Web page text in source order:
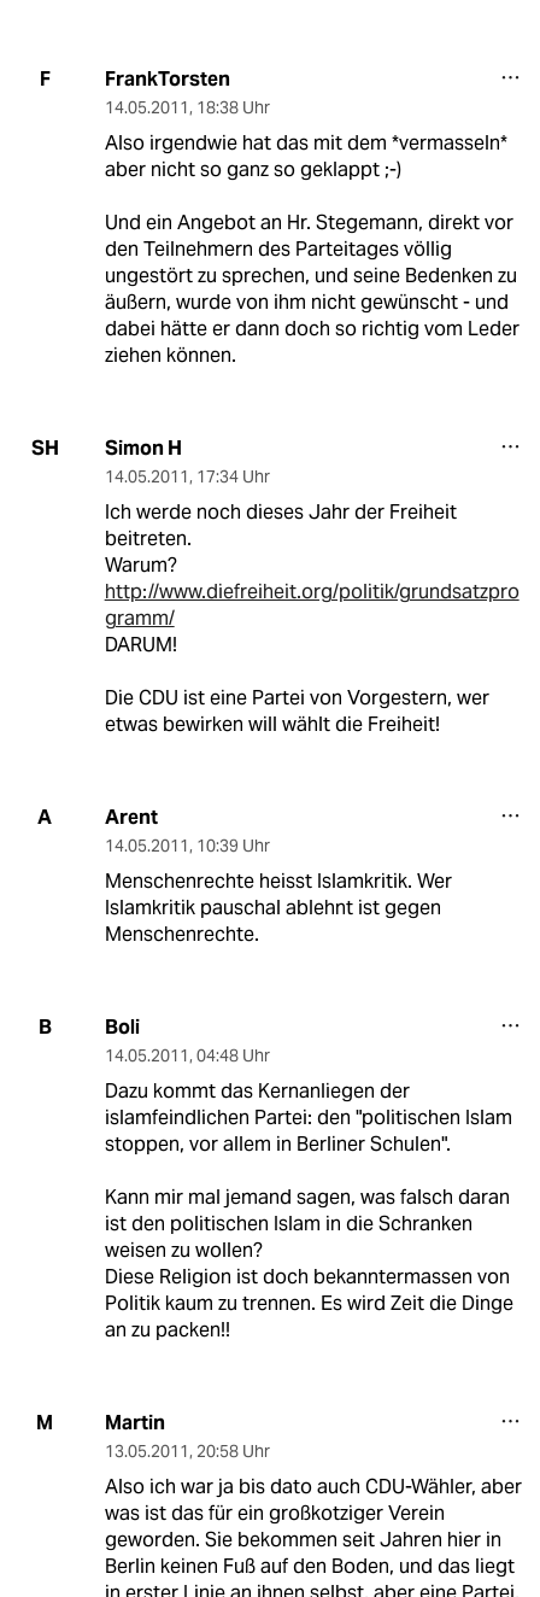
F FrankTorsten
14.05.2011, 18:38 Uhr
Also irgendwie hat das mit dem *vermasseln*
aber nicht so ganz so geklappt ;-)
Und ein Angebot an Hr. Stegemann, direkt vor
den Teilnehmern des Parteitages völlig
ungestört zu sprechen, und seine Bedenken zu
äußern, wurde von ihm nicht gewünscht - und
dabei hätte er dann doch so richtig vom Leder
ziehen können.
SH Simon H
14.05.2011, 17:34 Uhr
Ich werde noch dieses Jahr der Freiheit
beitreten.
Warum?
http://www.diefreiheit.org/politik/grundsatzpro
gramm/
DARUM!
Die CDU ist eine Partei von Vorgestern, wer
etwas bewirken will wählt die Freiheit!
A Arent
14.05.2011, 10:39 Uhr
Menschenrechte heisst Islamkritik. Wer
Islamkritik pauschal ablehnt ist gegen
Menschenrechte.
B Boli
14.05.2011, 04:48 Uhr
Dazu kommt das Kernanliegen der
islamfeindlichen Partei: den "politischen Islam
stoppen, vor allem in Berliner Schulen".
Kann mir mal jemand sagen, was falsch daran
ist den politischen Islam in die Schranken
weisen zu wollen?
Diese Religion ist doch bekanntermassen von
Politik kaum zu trennen. Es wird Zeit die Dinge
an zu packen!!
M Martin
13.05.2011, 20:58 Uhr
Also ich war ja bis dato auch CDU-Wähler, aber
was ist das für ein großkotziger Verein
geworden. Sie bekommen seit Jahren hier in
Berlin keinen Fuß auf den Boden, und das liegt